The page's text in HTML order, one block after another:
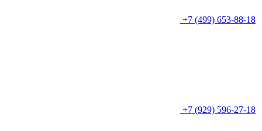
+7 (499) 653-88-18
+7 (929) 596-27-18